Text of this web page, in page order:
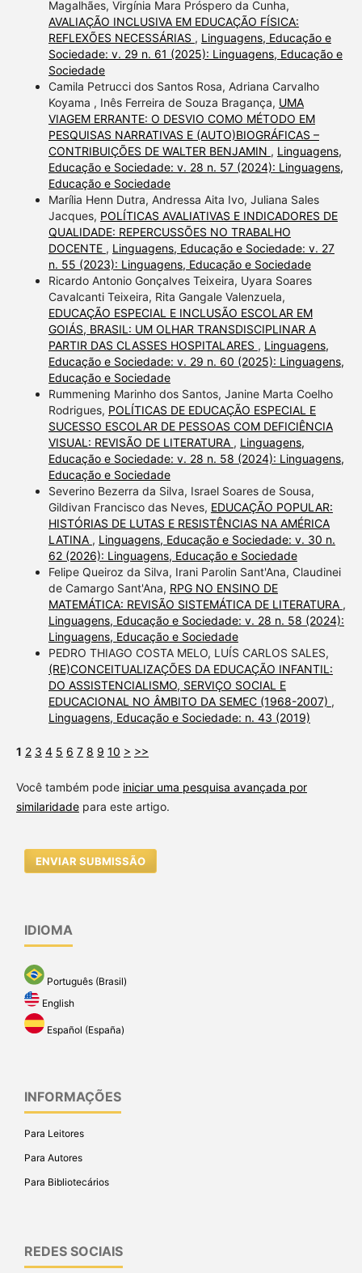
Magalhães, Virgínia Mara Próspero da Cunha,
AVALIAÇÃO INCLUSIVA EM EDUCAÇÃO FÍSICA:
REFLEXÕES NECESSÁRIAS , Linguagens, Educação e
Sociedade: v. 29 n. 61 (2025): Linguagens, Educação e
Sociedade
Camila Petrucci dos Santos Rosa, Adriana Carvalho
Koyama , Inês Ferreira de Souza Bragança, UMA
VIAGEM ERRANTE: O DESVIO COMO MÉTODO EM
PESQUISAS NARRATIVAS E (AUTO)BIOGRÁFICAS –
CONTRIBUIÇÕES DE WALTER BENJAMIN , Linguagens,
Educação e Sociedade: v. 28 n. 57 (2024): Linguagens,
Educação e Sociedade
Marília Henn Dutra, Andressa Aita Ivo, Juliana Sales
Jacques, POLÍTICAS AVALIATIVAS E INDICADORES DE
QUALIDADE: REPERCUSSÕES NO TRABALHO
DOCENTE , Linguagens, Educação e Sociedade: v. 27
n. 55 (2023): Linguagens, Educação e Sociedade
Ricardo Antonio Gonçalves Teixeira, Uyara Soares
Cavalcanti Teixeira, Rita Gangale Valenzuela,
EDUCAÇÃO ESPECIAL E INCLUSÃO ESCOLAR EM
GOIÁS, BRASIL: UM OLHAR TRANSDISCIPLINAR A
PARTIR DAS CLASSES HOSPITALARES , Linguagens,
Educação e Sociedade: v. 29 n. 60 (2025): Linguagens,
Educação e Sociedade
Rummening Marinho dos Santos, Janine Marta Coelho
Rodrigues, POLÍTICAS DE EDUCAÇÃO ESPECIAL E
SUCESSO ESCOLAR DE PESSOAS COM DEFICIÊNCIA
VISUAL: REVISÃO DE LITERATURA , Linguagens,
Educação e Sociedade: v. 28 n. 58 (2024): Linguagens,
Educação e Sociedade
Severino Bezerra da Silva, Israel Soares de Sousa,
Gildivan Francisco das Neves, EDUCAÇÃO POPULAR:
HISTÓRIAS DE LUTAS E RESISTÊNCIAS NA AMÉRICA
LATINA , Linguagens, Educação e Sociedade: v. 30 n.
62 (2026): Linguagens, Educação e Sociedade
Felipe Queiroz da Silva, Irani Parolin Sant'Ana, Claudinei
de Camargo Sant'Ana, RPG NO ENSINO DE
MATEMÁTICA: REVISÃO SISTEMÁTICA DE LITERATURA ,
Linguagens, Educação e Sociedade: v. 28 n. 58 (2024):
Linguagens, Educação e Sociedade
PEDRO THIAGO COSTA MELO, LUÍS CARLOS SALES,
(RE)CONCEITUALIZAÇÕES DA EDUCAÇÃO INFANTIL:
DO ASSISTENCIALISMO, SERVIÇO SOCIAL E
EDUCACIONAL NO ÂMBITO DA SEMEC (1968-2007) ,
Linguagens, Educação e Sociedade: n. 43 (2019)
1 2 3 4 5 6 7 8 9 10 > >>
Você também pode iniciar uma pesquisa avançada por
similaridadepara este artigo.
ENVIAR SUBMISSÃO
IDIOMA
Português (Brasil)
English
Español (España)
INFORMAÇÕES
Para Leitores
Para Autores
Para Bibliotecários
REDES SOCIAIS